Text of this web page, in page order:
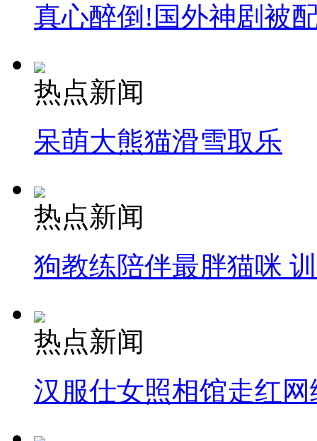
真心醉倒!国外神剧被
热点新闻
呆萌大熊猫滑雪取乐
热点新闻
狗教练陪伴最胖猫咪
热点新闻
汉服仕女照相馆走红网